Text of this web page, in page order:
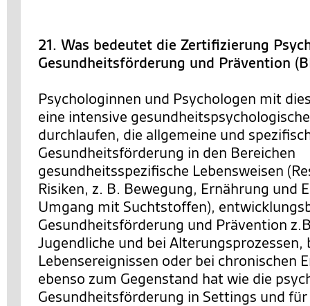
21. Was bedeutet die Zertifizierung
Gesundheitsförderung und Prävention
Psychologinnen und Psychologen mit
eine intensive
durchlaufen, die allgemeine und
Gesundheitsförderung in den Bereichen
gesundheitsspezifische Lebensweisen
Risiken, z. B. Bewegung, Ernährung und
Umgang mit Suchtstoffen),
Gesundheitsförderung und Prävention
Jugendliche und bei Alterungsprozessen,
Lebensereignissen oder bei chronischen
ebenso zum Gegenstand hat wie die
Gesundheitsförderung in Settings und